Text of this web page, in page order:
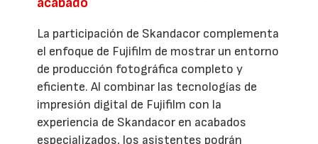
La participación de Skandacor complementa
el enfoque de Fujifilm de mostrar un entorno
de producción fotográfica completo y
eficiente. Al combinar las tecnologías de
impresión digital de Fujifilm con la
experiencia de Skandacor en acabados
especializados, los asistentes podrán